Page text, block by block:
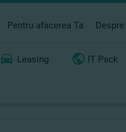
Pentru afacerea Ta
Leasing IT Pack